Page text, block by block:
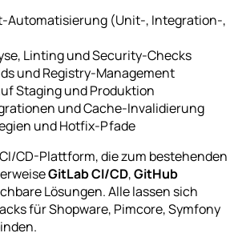
Automatisierung (Unit-, Integration-,
Linting und Security-Checks
und Registry-Management
Staging und Produktion
und Cache-Invalidierung
und Hotfix-Pfade
CD-Plattform, die zum bestehenden
GitLab CI/CD,GitHub
Lösungen. Alle lassen sich
für Shopware, Pimcore, Symfony